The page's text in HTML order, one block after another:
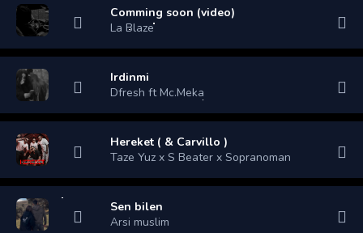
Comming soon (video)
La Blaze
Irdinmi
Dfresh ft Mc.Meka
Hereket ( & Carvillo )
Taze Yuz x S Beater x Sopranoman
Sen bilen
Arsi muslim